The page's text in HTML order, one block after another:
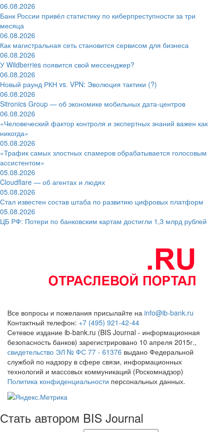
06.08.2026
Банк России привёл статистику по киберпреступности за три
месяца
06.08.2026
Как магистральная сеть становится сервисом для бизнеса
06.08.2026
У Wildberries появится свой мессенджер?
06.08.2026
Новый раунд РКН vs. VPN: Эволюция тактики (?)
06.08.2026
Sitronics Group — об экономике мобильных дата-центров
06.08.2026
«Человеческий фактор контроля и экспертных знаний важен как
никогда»
05.08.2026
«Трафик самых злостных спамеров обрабатывается голосовым
ассистентом»
05.08.2026
Cloudflare — об агентах и людях
05.08.2026
Стал известен состав штаба по развитию цифровых платформ
05.08.2026
ЦБ РФ: Потери по банковским картам достигли 1,3 млрд рублей
Все вопросы и пожелания присылайте на info@ib-bank.ru
Контактный телефон: +7 (495) 921-42-44
Сетевое издание ib-bank.ru (BIS Journal - информационная
безопасность банков) зарегистрировано 10 апреля 2015г.,
свидетельство ЭЛ № ФС 77 - 61376 выдано Федеральной
службой по надзору в сфере связи, информационных
технологий и массовых коммуникаций (Роскомнадзор)
Политика конфиденциальности персональных данных.
Стать автором BIS Journal